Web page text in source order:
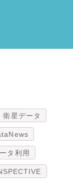
衛星データ
タ利用